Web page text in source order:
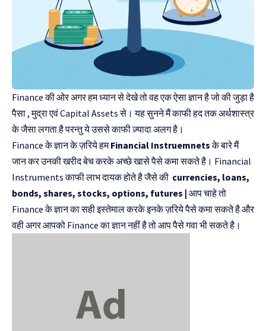
Finance की ओर अगर हम ध्यान से देखे तो वह एक ऐसा ज्ञान है जो की जुड़ा है
पैसा , मुद्रा एवं Capital Assets से। यह सुनने मैं काफी हद तक अर्थशास्त्र
के जैसा लगता है परन्तु ये उससे काफी ज़्यादा अलग है।
Finance के ज्ञान के ज़रिये हमFinancial Instruemnetsके बारे मैं
जान कर उनकी खरीद बेच करके अच्छे खासे पैसे कमा सकते है। Financial
Instruments काफी लाभ दायक होते है जैसे की currencies, loans,
bonds, shares, stocks, options, futures | आप चाहे तो
Finance के ज्ञान का सही इस्तेमाल करके इनके ज़रिये पैसे कमा सकते है और
वही अगर आपको Finance का ज्ञान नहीं है तो आप पैसे गवा भी सकते है।